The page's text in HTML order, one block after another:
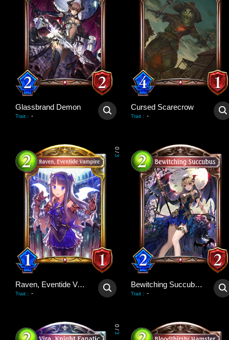
Glassbrand Demon
Trait : -
Cursed Scarecrow
Trait : -
0
/
3
Raven, Eventide Vampire
Trait : -
Bewitching Succubus
Trait : -
0
/
3